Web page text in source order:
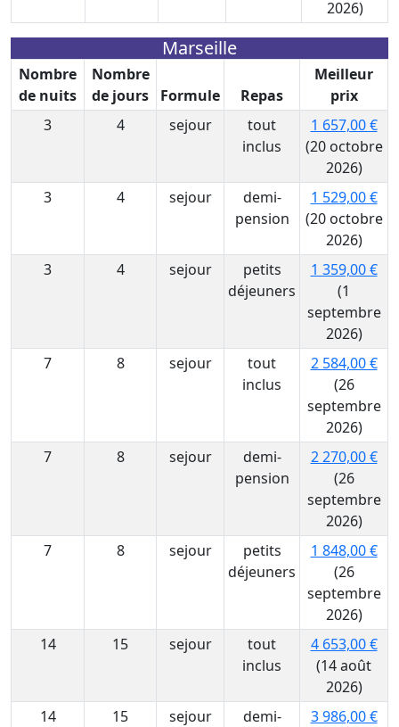
2026)
Marseille
Nombre
de nuits
Nombre
de jours
Formule Repas
Meilleur
prix
3
4 sejour
tout
inclus
1 657,00 €
(20 octobre
2026)
3
4 sejour
demi-
pension
1 529,00 €
(20 octobre
2026)
3
4 sejour
petits
déjeuners
1 359,00 €
(1
septembre
2026)
7
8 sejour
tout
inclus
2 584,00 €
(26
septembre
2026)
7
8 sejour
demi-
pension
2 270,00 €
(26
septembre
2026)
7
8 sejour
petits
déjeuners
1 848,00 €
(26
septembre
2026)
14
15 sejour
tout
inclus
4 653,00 €
(14 août
2026)
14
15 sejour
demi-
3 986,00 €